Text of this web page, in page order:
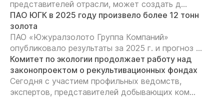
представителей отрасли, может создать д...
ПАО ЮГК в 2025 году произвело более 12 тонн
золота
ПАО «Южуралзолото Группа Компаний»
опубликовало результаты за 2025 г. и прогноз ...
Комитет по экологии продолжает работу над
законопроектом о рекультивационных фондах
Сегодня с участием профильных ведомств,
экспертов, представителей добывающих ком...